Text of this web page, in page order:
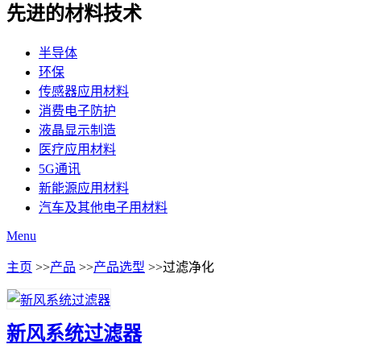
先进的材料技术
半导体
环保
传感器应用材料
消费电子防护
液晶显示制造
医疗应用材料
5G通讯
新能源应用材料
汽车及其他电子用材料
Menu
主页 >>产品 >>产品选型 >>过滤净化
新风系统过滤器